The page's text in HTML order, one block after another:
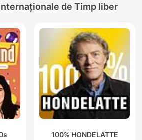
de Timp liber
100% HONDELATTE